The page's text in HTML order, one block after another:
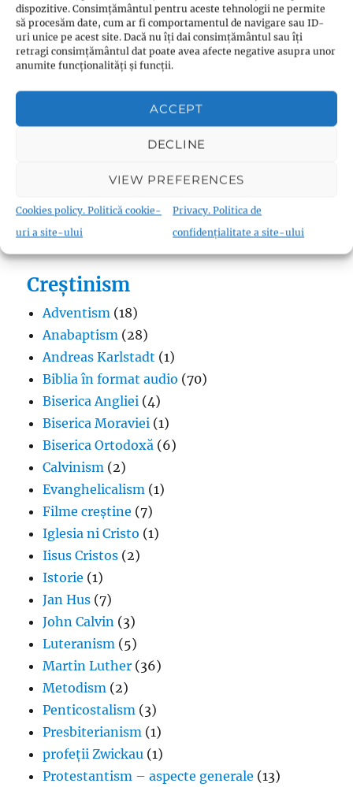
dispozitive. Consimțământul pentru aceste tehnologii ne permite
să procesăm date, cum ar fi comportamentul de navigare sau ID-
uri unice pe acest site. Dacă nu îți dai consimțământul sau îți
retragi consimțământul dat poate avea afecte negative asupra unor
anumite funcționalități și funcții.
ACCEPT
DECLINE
VIEW PREFERENCES
Cookies policy. Politică cookie-
uri a site-ului
Privacy. Politica de
confidențialitate a site-ului
Budism
Meditația budistă(1)
Termeni în budism (8)
Creștinism
Adventism (18)
Anabaptism (28)
Andreas Karlstadt (1)
Biblia în format audio (70)
Biserica Angliei (4)
Biserica Moraviei (1)
Biserica Ortodoxă (6)
Calvinism (2)
Evanghelicalism (1)
Filme creștine (7)
Iglesia ni Cristo (1)
Iisus Cristos (2)
Istorie (1)
Jan Hus (7)
John Calvin (3)
Luteranism (5)
Martin Luther (36)
Metodism (2)
Penticostalism (3)
Presbiterianism (1)
profeții Zwickau (1)
Protestantism – aspecte generale (13)